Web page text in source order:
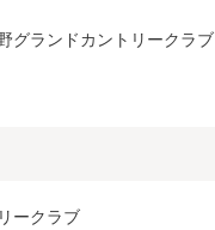
グランドカントリークラブ
ークラブ